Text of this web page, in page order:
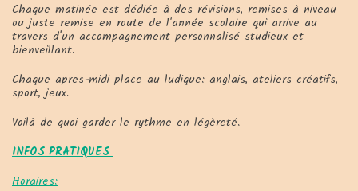
Chaque matinée est dédiée à des révisions, remises à niveau
ou juste remise en route de l'année scolaire qui arrive au
travers d'un accompagnement personnalisé studieux et
bienveillant.
Chaque apres-midi place au ludique: anglais, ateliers créatifs,
sport, jeux.
Voilà de quoi garder le rythme en légèreté.
INFOS PRATIQUES
Horaires: